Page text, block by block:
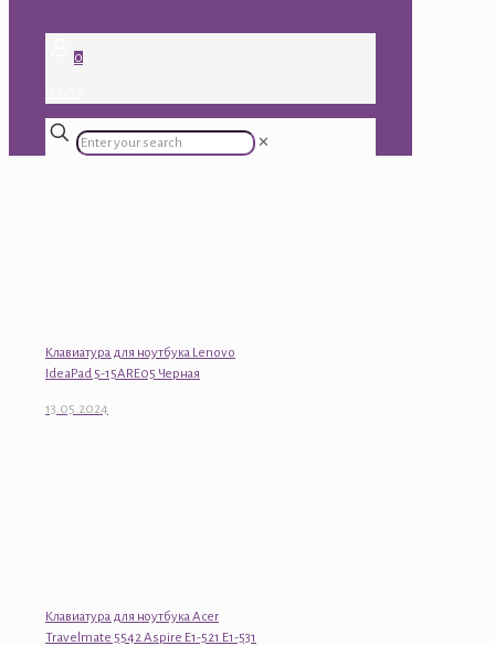
0
✕
Клавиатура для ноутбука Lenovo
IdeaPad 5-15ARE05 Черная
13.05.2024
Клавиатура для ноутбука Acer
Travelmate 5542 Aspire E1-521 E1-531